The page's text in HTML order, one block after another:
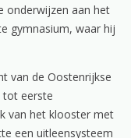
onderwijzen aan het
gymnasium, waar hij
van de Oostenrijkse
tot eerste
van het klooster met
een uitleensysteem